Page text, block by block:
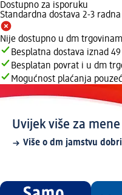
Dostupno za isporuku
Standardna dostava 2-3
Nije dostupno u dm
Besplatna dostava iznad
Besplatan povrat i u dm
Mogućnost plaćanja
Uvijek više za mene
Više o dm jamstvu